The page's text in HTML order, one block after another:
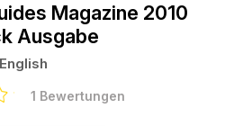
Magazine 2010
Ausgabe
English
1 Bewertungen